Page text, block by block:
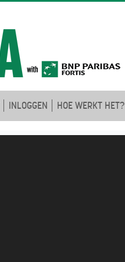
INLOGGEN HOE WERKT HET?